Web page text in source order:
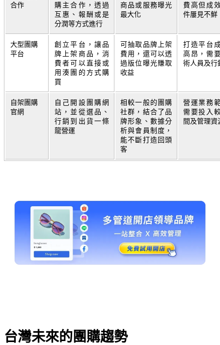
合作
購主合作，透過
互惠、報酬或是
分潤等方式進行
商品或服務曝光
最大化
費高但成
件屢見不鮮
大型團購
平台
創立平台，讓品
牌上架商品，消
費者可以直接或
用湊團的方式購
買
可抽取品牌上架
費用，還可以透
過版位曝光賺取
收益
打造平台
高昂，需
術人員及行
自架團購
官網
自己開設團購網
站，並從選品、
行銷到出貨一條
龍營運
相較一般的團購
社群，結合了品
牌形象、數據分
析與會員制度，
能不斷打造回頭
客
營運業務
需要投入
間及管理資
台灣未來的團購趨勢